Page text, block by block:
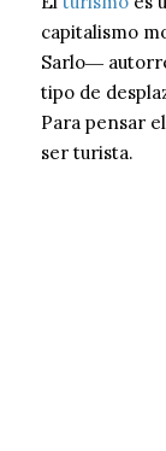
capitalismo
Sarlo―
tipo de
Para pensar
ser turista.